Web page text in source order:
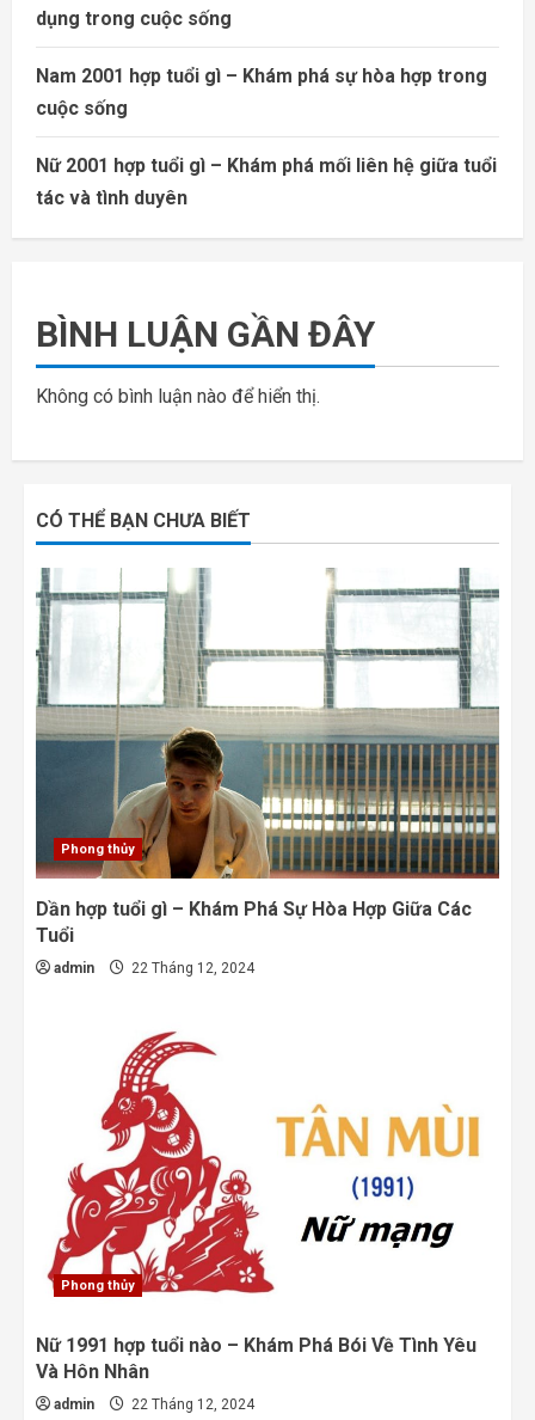
dụng trong cuộc sống
Nam 2001 hợp tuổi gì – Khám phá sự hòa hợp trong
cuộc sống
Nữ 2001 hợp tuổi gì – Khám phá mối liên hệ giữa tuổi
tác và tình duyên
BÌNH LUẬN GẦN ĐÂY
Không có bình luận nào để hiển thị.
CÓ THỂ BẠN CHƯA BIẾT
Phong thủy
Dần hợp tuổi gì – Khám Phá Sự Hòa Hợp Giữa Các
Tuổi
admin 22 Tháng 12, 2024
Phong thủy
Nữ 1991 hợp tuổi nào – Khám Phá Bói Về Tình Yêu
Và Hôn Nhân
admin 22 Tháng 12, 2024